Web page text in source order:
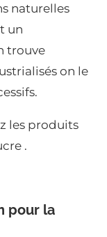
naturelles
un
trouve
on le
les produits
.
pour la